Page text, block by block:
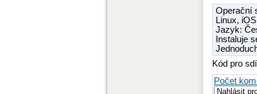
Operační
Linux, iOS
Jazyk:
Instaluje
Kód pro
Počet